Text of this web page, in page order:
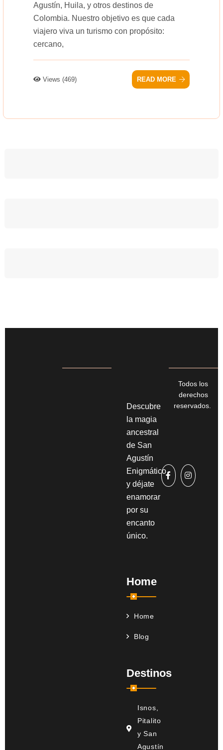
Agustín, Huila, y otros destinos de
Colombia. Nuestro objetivo es que cada
viajero viva un turismo con propósito:
cercano,
Views (469) READ MORE
Descubre
la magia
ancestral
de San
Agustín
Enigmático
y déjate
enamorar
por su
encanto
único.
Home
Home
Blog
Destinos
Isnos,
Pitalito
y San
Agustín
Todos los
derechos
reservados.